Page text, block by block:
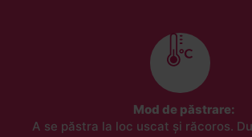
Mod de păstrare:
A se păstra la loc uscat și răcoros.